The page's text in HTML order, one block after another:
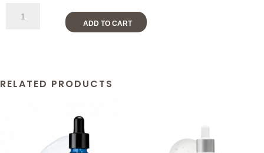
Element
ADD TO CART
RELATED PRODUCTS